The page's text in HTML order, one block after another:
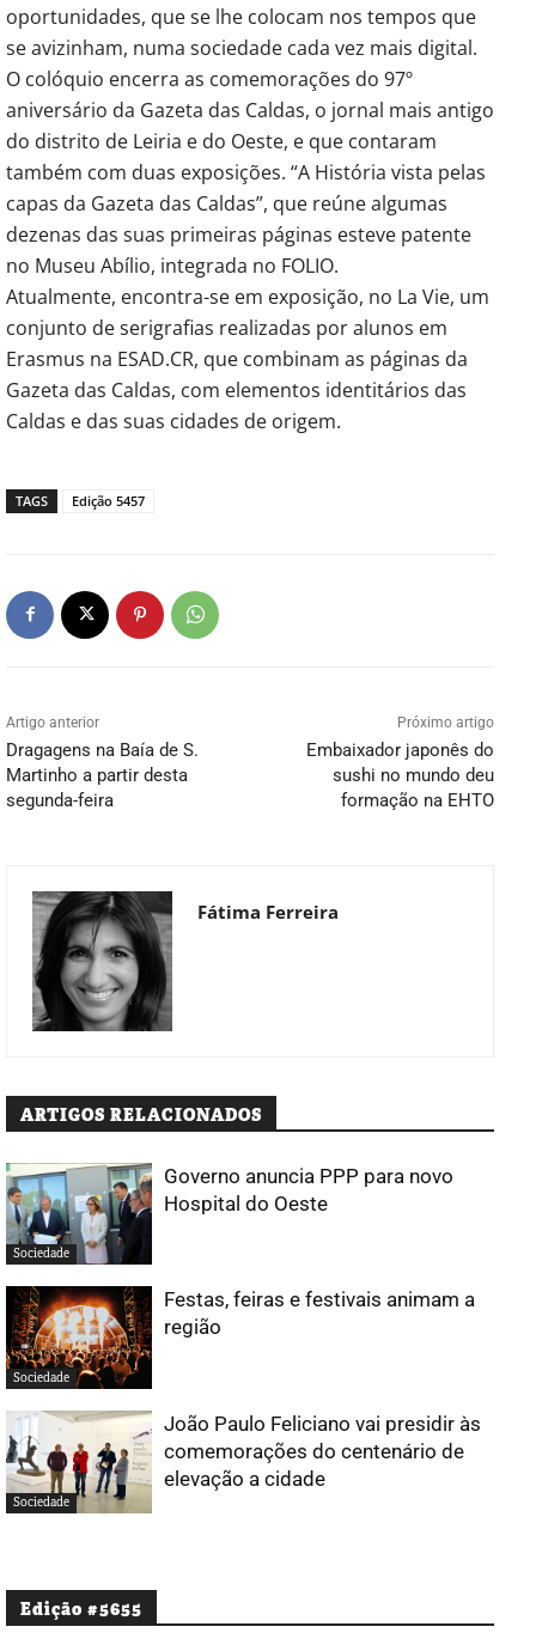
oportunidades, que se lhe colocam nos tempos que
se avizinham, numa sociedade cada vez mais digital.
O colóquio encerra as comemorações do 97º
aniversário da Gazeta das Caldas, o jornal mais antigo
do distrito de Leiria e do Oeste, e que contaram
também com duas exposições. “A História vista pelas
capas da Gazeta das Caldas”, que reúne algumas
dezenas das suas primeiras páginas esteve patente
no Museu Abílio, integrada no FOLIO.
Atualmente, encontra-se em exposição, no La Vie, um
conjunto de serigrafias realizadas por alunos em
Erasmus na ESAD.CR, que combinam as páginas da
Gazeta das Caldas, com elementos identitários das
Caldas e das suas cidades de origem.
TAGS Edição 5457
Artigo anterior
Dragagens na Baía de S.
Martinho a partir desta
segunda-feira
Próximo artigo
Embaixador japonês do
sushi no mundo deu
formação na EHTO
Fátima Ferreira
ARTIGOS RELACIONADOS
Sociedade
Governo anuncia PPP para novo
Hospital do Oeste
Sociedade
Festas, feiras e festivais animam a
região
Sociedade
João Paulo Feliciano vai presidir às
comemorações do centenário de
elevação a cidade
Edição #5655